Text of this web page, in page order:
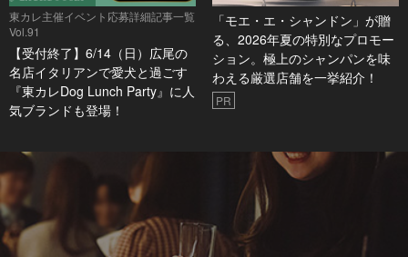
東カレ主催イベント応募詳細記事一覧
Vol.91
【受付終了】6/14（日）広尾の
名店イタリアンで愛犬と過ごす
『東カレDog Lunch Party』に人
気ブランドも登場！
「モエ・エ・シャンドン」が贈
る、2026年夏の特別なプロモー
ション。極上のシャンパンを味
わえる厳選店舗を一挙紹介！
PR